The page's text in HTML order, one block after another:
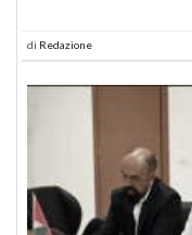
di Redazione